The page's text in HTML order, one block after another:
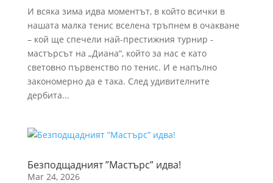
И всяка зима идва моментът, в който всички в
нашата малка тенис вселена тръпнем в очакване
– кой ще спечели най-престижния турнир -
мастърсът на „Диана“, който за нас е като
световно първенство по тенис. И е напълно
закономерно да е така. След удивителните
дербита...
Безподщадният ”Мастърс” идва!
Mar 24, 2026